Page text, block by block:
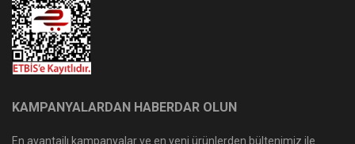
KAMPANYALARDAN HABERDAR OLUN
En avantajlı kampanyalar ve en yeni ürünlerden bültenimiz ile